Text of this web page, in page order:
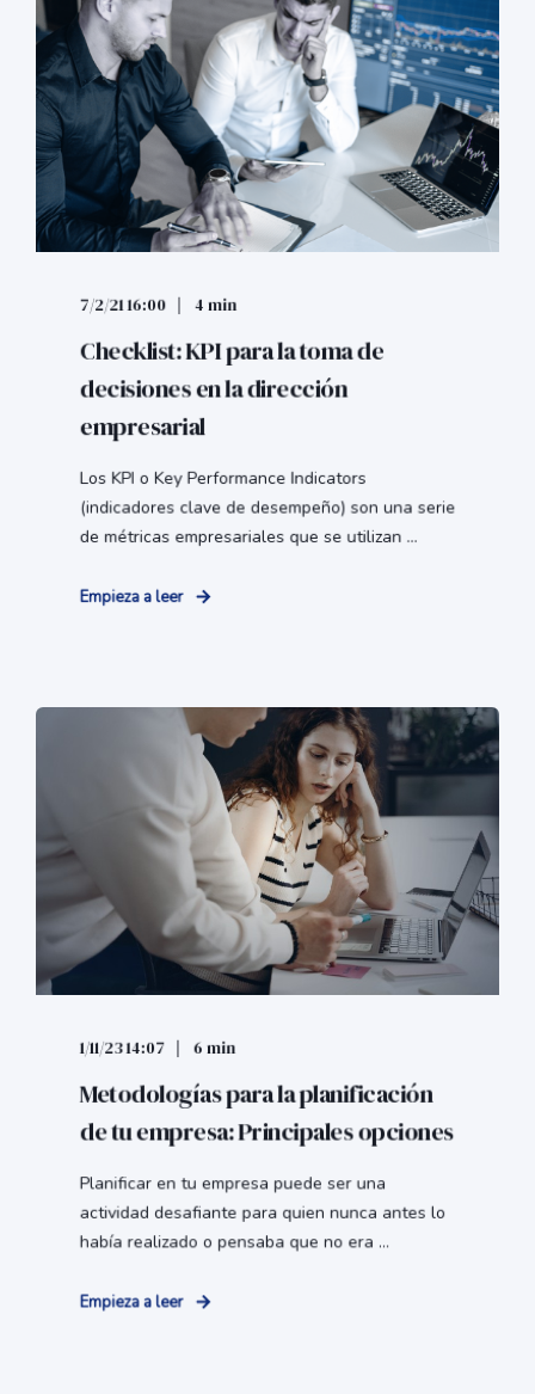
7/2/21 16:00 4 min
Checklist: KPI para la toma de
decisiones en la dirección
empresarial
Los KPI o Key Performance Indicators
(indicadores clave de desempeño) son una serie
de métricas empresariales que se utilizan ...
Empieza a leer
1/11/23 14:07 6 min
Metodologías para la planificación
de tu empresa: Principales opciones
Planificar en tu empresa puede ser una
actividad desafiante para quien nunca antes lo
había realizado o pensaba que no era ...
Empieza a leer